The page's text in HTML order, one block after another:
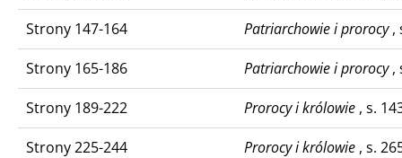
Strony 147-164
Patriarchowie i prorocy,
Strony 165-186
Patriarchowie i prorocy,
Strony 189-222
Prorocy i królowie, s.
Strony 225-244
Prorocy i królowie, s.